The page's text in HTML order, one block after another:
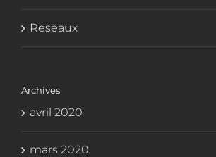
Reseaux
Archives
avril 2020
mars 2020